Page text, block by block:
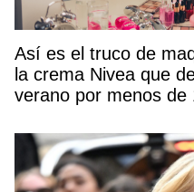
Así es el truco de
la crema Nivea que
verano por menos de